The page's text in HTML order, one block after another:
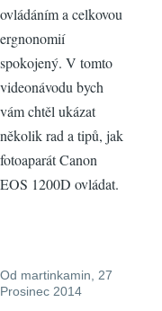
ovládáním a celkovou
ergnonomií
spokojený. V tomto
videonávodu bych
vám chtěl ukázat
několik rad a tipů, jak
fotoaparát Canon
EOS 1200D ovládat.
Od martinkamin , 27
Prosinec 2014